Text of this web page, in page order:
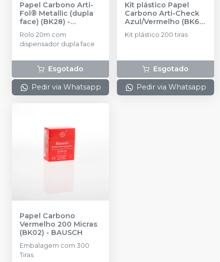
Papel Carbono Arti-
Fol® Metallic (dupla
face) (BK28) -
BAUSCH
Rolo 20m com
dispensador dupla face
Esgotado
Pedir via Whatsapp
Kit plástico Papel
Carbono Arti-Check
Azul/Vermelho (BK63)
BAUSCH
Kit plástico 200 tiras
Esgotado
Pedir via Whatsapp
Papel Carbono
Vermelho 200 Micras
(BK02) - BAUSCH
Embalagem com 300
Tiras.